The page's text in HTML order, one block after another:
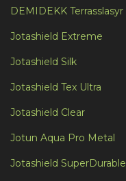
DEMIDEKK Terrasslasyr
Jotashield Extreme
Jotashield Silk
Jotashield Tex Ultra
Jotashield Clear
Jotun Aqua Pro Metal
Jotashield SuperDurable